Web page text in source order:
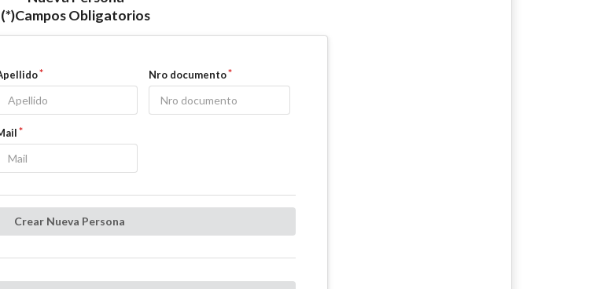
(*)Campos Obligatorios
Nro documento
Crear Nueva Persona